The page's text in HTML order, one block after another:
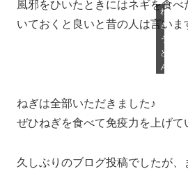
風邪をひいたときにはネギを食
いておくと良いと昔の人は言いま
ね
ぎ
う
ど
ん
ねぎは全部いただきました♪
ぜひねぎを食べて免疫力を上げて
久しぶりのブログ投稿でしたが